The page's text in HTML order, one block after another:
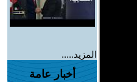
المزيد.....
أخبار عامة